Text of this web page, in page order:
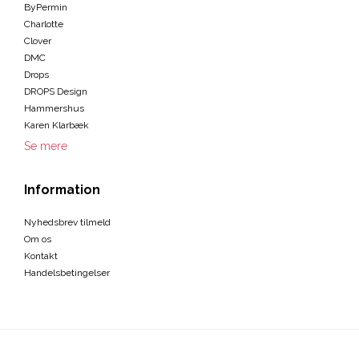
ByPermin
Charlotte
Clover
DMC
Drops
DROPS Design
Hammershus
Karen Klarbæk
Se mere
Information
Nyhedsbrev tilmeld
Om os
Kontakt
Handelsbetingelser